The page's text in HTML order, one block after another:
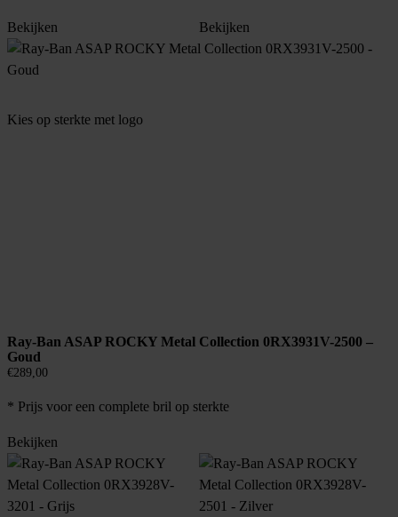
Bekijken Bekijken
Kies op sterkte met logo
Ray-Ban ASAP ROCKY Metal Collection 0RX3931V-2500 –
Goud
€289,00
* Prijs voor een complete bril op sterkte
Bekijken